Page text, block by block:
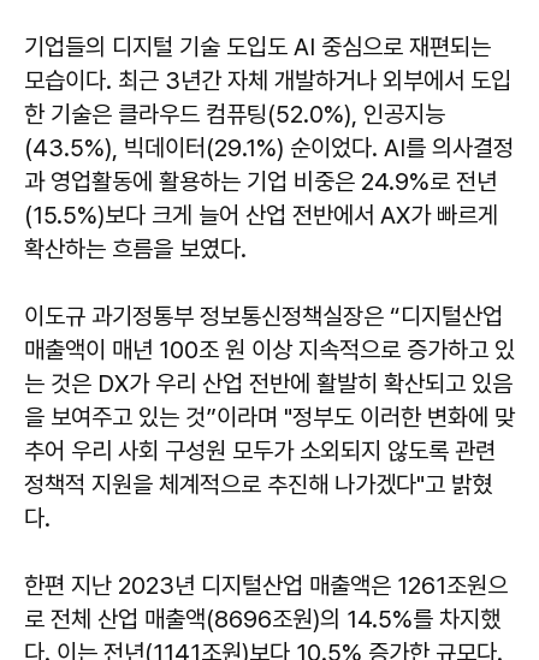
기업들의 디지털 기술 도입도 AI 중심으로 재편되는
모습이다. 최근 3년간 자체 개발하거나 외부에서 도입
한 기술은 클라우드 컴퓨팅(52.0%), 인공지능
(43.5%), 빅데이터(29.1%) 순이었다. AI를 의사결정
과 영업활동에 활용하는 기업 비중은 24.9%로 전년
(15.5%)보다 크게 늘어 산업 전반에서 AX가 빠르게
확산하는 흐름을 보였다.
이도규 과기정통부 정보통신정책실장은 “디지털산업
매출액이 매년 100조 원 이상 지속적으로 증가하고 있
는 것은 DX가 우리 산업 전반에 활발히 확산되고 있음
을 보여주고 있는 것”이라며 "정부도 이러한 변화에 맞
추어 우리 사회 구성원 모두가 소외되지 않도록 관련
정책적 지원을 체계적으로 추진해 나가겠다"고 밝혔
다.
한편 지난 2023년 디지털산업 매출액은 1261조원으
로 전체 산업 매출액(8696조원)의 14.5%를 차지했
다. 이는 전년(1141조원)보다 10.5% 증가한 규모다.